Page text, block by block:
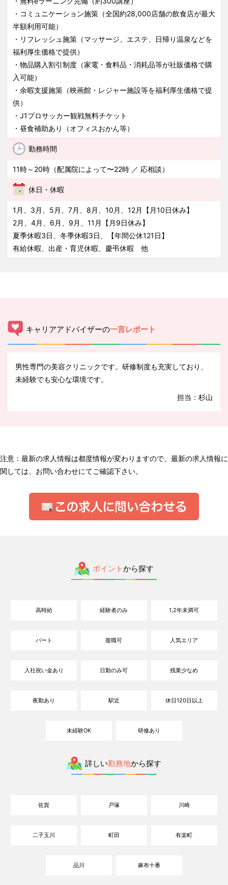
・コミュニケーション施策（全国約28,000店舗の飲食店が最大
半額利用可能）
・リフレッシュ施策（マッサージ、エステ、日帰り温泉などを
福利厚生価格で提供）
・物品購入割引制度（家電・食料品・消耗品等が社販価格で購
入可能）
・余暇支援施策（映画館・レジャー施設等を福利厚生価格で提
供）
・J1プロサッカー観戦無料チケット
・昼食補助あり（オフィスおかん等）
勤務時間
11時～20時（配属院によって〜22時 ／ 応相談）
休日・休暇
1月、3月、5月、7月、8月、10月、12月【月10日休み】
2月、4月、6月、9月、11月【月9日休み】
夏季休暇3日、冬季休暇3日、【年間公休121日】
有給休暇、出産・育児休暇、慶弔休暇 他
キャリアアドバイザーの一言レポート
男性専門の美容クリニックです。研修制度も充実しており、
未経験でも安心な環境です。
担当：杉山
注意：最新の求人情報は都度情報が変わりますので、最新の求人情報に
関しては、お問い合わせにてご確認下さい。
ポイントから探す
高時給 経験者のみ 1,2年未満可
パート 復職可 人気エリア
入社祝い金あり 日勤のみ可 残業少なめ
夜勤あり 駅近 休日120日以上
未経験OK 研修あり
詳しい勤務地から探す
佐賀 戸塚 川崎
二子玉川 町田 有楽町
品川 麻布十番